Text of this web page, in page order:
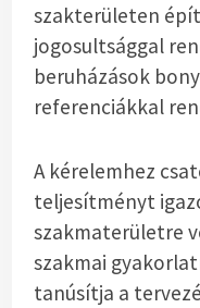
szakterületen
jogosultsággal
beruházások
referenciákkal
A kérelemhez
teljesítményt
szakmaterületre
szakmai
tanúsítja a